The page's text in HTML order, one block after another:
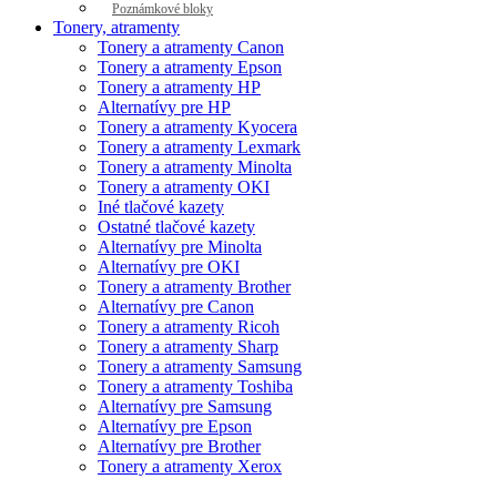
Poznámkové bloky
Tonery, atramenty
Tonery a atramenty Canon
Tonery a atramenty Epson
Tonery a atramenty HP
Alternatívy pre HP
Tonery a atramenty Kyocera
Tonery a atramenty Lexmark
Tonery a atramenty Minolta
Tonery a atramenty OKI
Iné tlačové kazety
Ostatné tlačové kazety
Alternatívy pre Minolta
Alternatívy pre OKI
Tonery a atramenty Brother
Alternatívy pre Canon
Tonery a atramenty Ricoh
Tonery a atramenty Sharp
Tonery a atramenty Samsung
Tonery a atramenty Toshiba
Alternatívy pre Samsung
Alternatívy pre Epson
Alternatívy pre Brother
Tonery a atramenty Xerox